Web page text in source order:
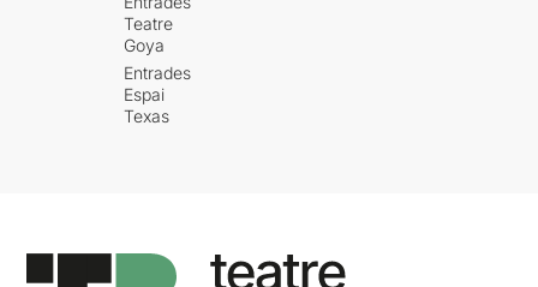
Teatre
Goya
Entrades
Espai
Texas